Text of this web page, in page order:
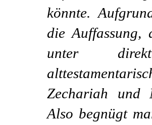
könnte.
die Auffassung,
unter
Zechariah und
Also begnügt